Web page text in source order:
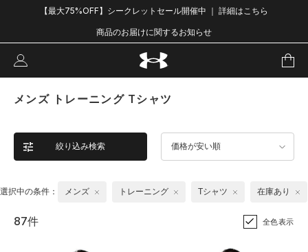
【最大75%OFF】シークレットセール開催中 ｜ 詳細はこちら
商品のお届けに関するお知らせ
メンズ トレーニング Tシャツ
絞り込み検索 価格が安い順
選択中の条件： メンズ トレーニング Tシャツ 在庫あり
87件 全色表示